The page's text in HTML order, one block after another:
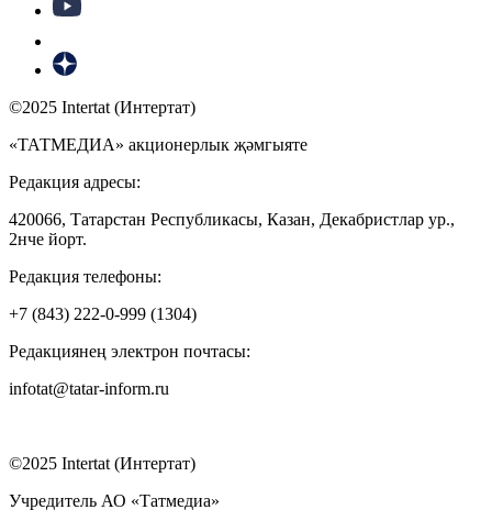
©2025 Intertat (Интертат)
«ТАТМЕДИА» акционерлык җәмгыяте
Редакция адресы:
420066, Татарстан Республикасы, Казан, Декабристлар ур.,
2нче йорт.
Редакция телефоны:
+7 (843) 222-0-999 (1304)
Редакциянең электрон почтасы:
infotat@tatar-inform.ru
©2025 Intertat (Интертат)
Учредитель АО «Татмедиа»